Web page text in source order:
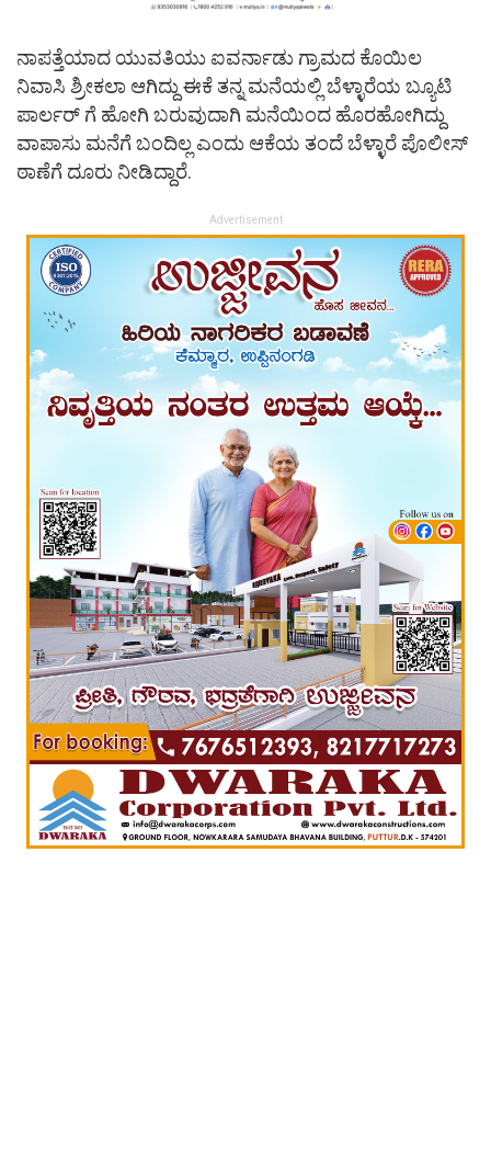
ನಾಪತ್ತೆಯಾದ ಯುವತಿಯು ಐವರ್ನಾಡು ಗ್ರಾಮದ ಕೊಯಿಲ
ನಿವಾಸಿ ಶ್ರೀಕಲಾ ಆಗಿದ್ದು ಈಕೆ ತನ್ನ ಮನೆಯಲ್ಲಿ ಬೆಳ್ಳಾರೆಯ ಬ್ಯೂಟಿ
ಪಾರ್ಲರ್ ಗೆ ಹೋಗಿ ಬರುವುದಾಗಿ ಮನೆಯಿಂದ ಹೊರಹೋಗಿದ್ದು
ವಾಪಾಸು ಮನೆಗೆ ಬಂದಿಲ್ಲ ಎಂದು ಆಕೆಯ ತಂದೆ ಬೆಳ್ಳಾರೆ ಪೊಲೀಸ್
ಠಾಣೆಗೆ ದೂರು ನೀಡಿದ್ದಾರೆ.
Advertisement